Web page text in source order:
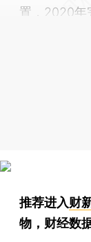
置，2020年
推荐进入财
物，财经数